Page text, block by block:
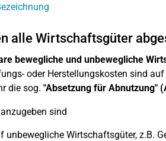
alle Wirtschaftsgüter
bewegliche und unbewegliche
oder Herstellungskosten sind
die sog. "Absetzung für Abnutzung"
sind
unbewegliche Wirtschaftsgüter, z.B.